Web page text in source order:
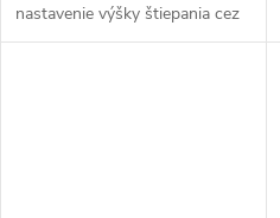
nastavenie výšky štiepania cez
centrálne závitové vreteno,